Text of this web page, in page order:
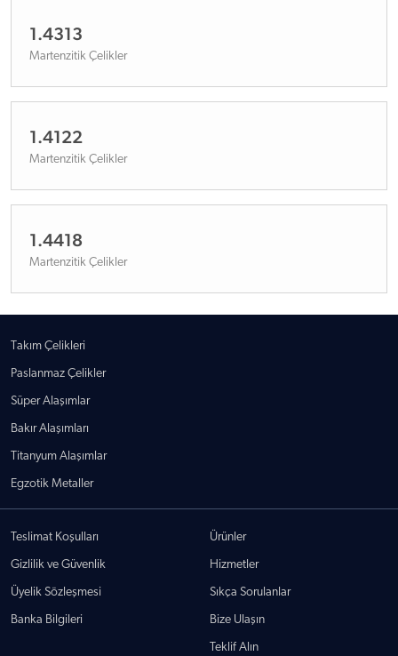
1.4313
Martenzitik Çelikler
1.4122
Martenzitik Çelikler
1.4418
Martenzitik Çelikler
Takım Çelikleri
Paslanmaz Çelikler
Süper Alaşımlar
Bakır Alaşımları
Titanyum Alaşımlar
Egzotik Metaller
Teslimat Koşulları
Gizlilik ve Güvenlik
Üyelik Sözleşmesi
Banka Bilgileri
Ürünler
Hizmetler
Sıkça Sorulanlar
Bize Ulaşın
Teklif Alın